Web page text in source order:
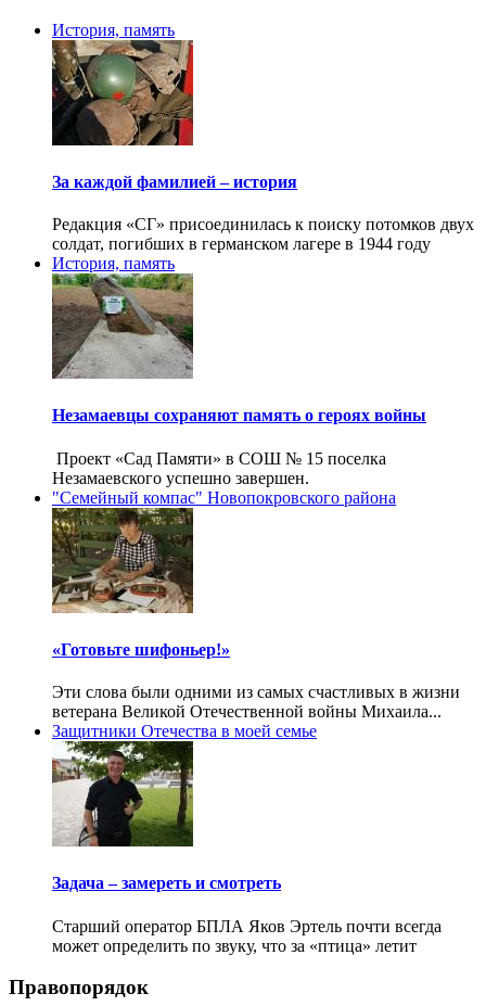
История, память
За каждой фамилией – история
Редакция «СГ» присоединилась к поиску потомков двух
солдат, погибших в германском лагере в 1944 году
История, память
Незамаевцы сохраняют память о героях войны
Проект «Сад Памяти» в СОШ № 15 поселка
Незамаевского успешно завершен.
"Семейный компас" Новопокровского района
«Готовьте шифоньер!»
Эти слова были одними из самых счастливых в жизни
ветерана Великой Отечественной войны Михаила...
Защитники Отечества в моей семье
Задача – замереть и смотреть
Старший оператор БПЛА Яков Эртель почти всегда
может определить по звуку, что за «птица» летит
Правопорядок